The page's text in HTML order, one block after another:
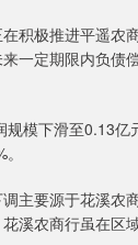
极推进平遥农
一定期限内负债
下滑至0.13亿
要源于花溪农
溪农商行虽在区